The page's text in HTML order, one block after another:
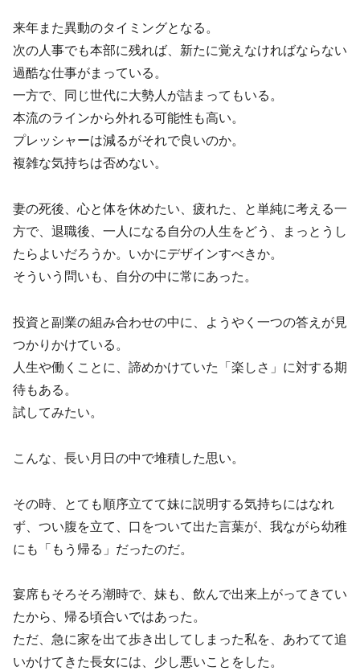
来年また異動のタイミングとなる。
次の人事でも本部に残れば、新たに覚えなければならない
過酷な仕事がまっている。
一方で、同じ世代に大勢人が詰まってもいる。
本流のラインから外れる可能性も高い。
プレッシャーは減るがそれで良いのか。
複雑な気持ちは否めない。
妻の死後、心と体を休めたい、疲れた、と単純に考える一
方で、退職後、一人になる自分の人生をどう、まっとうし
たらよいだろうか。いかにデザインすべきか。
そういう問いも、自分の中に常にあった。
投資と副業の組み合わせの中に、ようやく一つの答えが見
つかりかけている。
人生や働くことに、諦めかけていた「楽しさ」に対する期
待もある。
試してみたい。
こんな、長い月日の中で堆積した思い。
その時、とても順序立てて妹に説明する気持ちにはなれ
ず、つい腹を立て、口をついて出た言葉が、我ながら幼稚
にも「もう帰る」だったのだ。
宴席もそろそろ潮時で、妹も、飲んで出来上がってきてい
たから、帰る頃合いではあった。
ただ、急に家を出て歩き出してしまった私を、あわてて追
いかけてきた長女には、少し悪いことをした。